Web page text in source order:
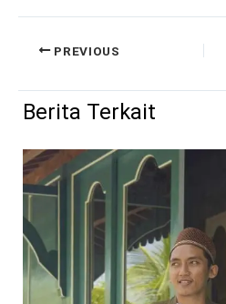
PREVIOUS
Berita Terkait